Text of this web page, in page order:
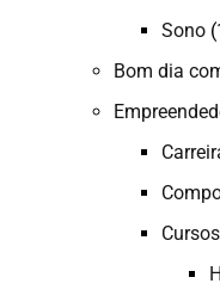
Sono
Bom dia